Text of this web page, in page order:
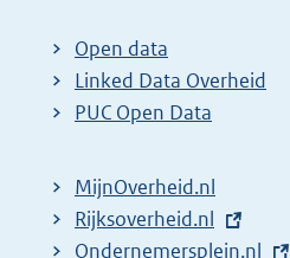
t
e
r
l
i
Open data
Linked Data Overheid
PUC Open Data
MijnOverheid.nl
E
x
Rijksoverheid.nl
E
Ondernemersplein.nl